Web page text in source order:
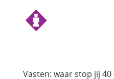
Vasten: waar stop jij